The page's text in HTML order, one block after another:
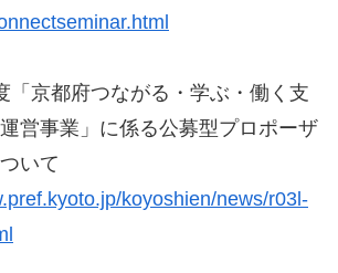
「京都府つながる・学ぶ・働く支
営事業」に係る公募型プロポーザ
いて
koyoshien/news/r03l-